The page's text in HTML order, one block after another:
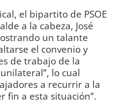
el bipartito de PSOE
a la cabeza, José
un talante
el convenio y
de trabajo de la
lo cual
a recurrir a la
fin a esta situación”.